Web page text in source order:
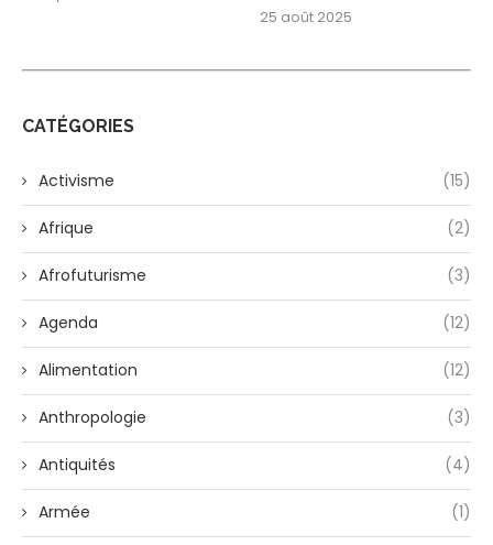
25 août 2025
CATÉGORIES
Activisme (15)
Afrique (2)
Afrofuturisme (3)
Agenda (12)
Alimentation (12)
Anthropologie (3)
Antiquités (4)
Armée (1)